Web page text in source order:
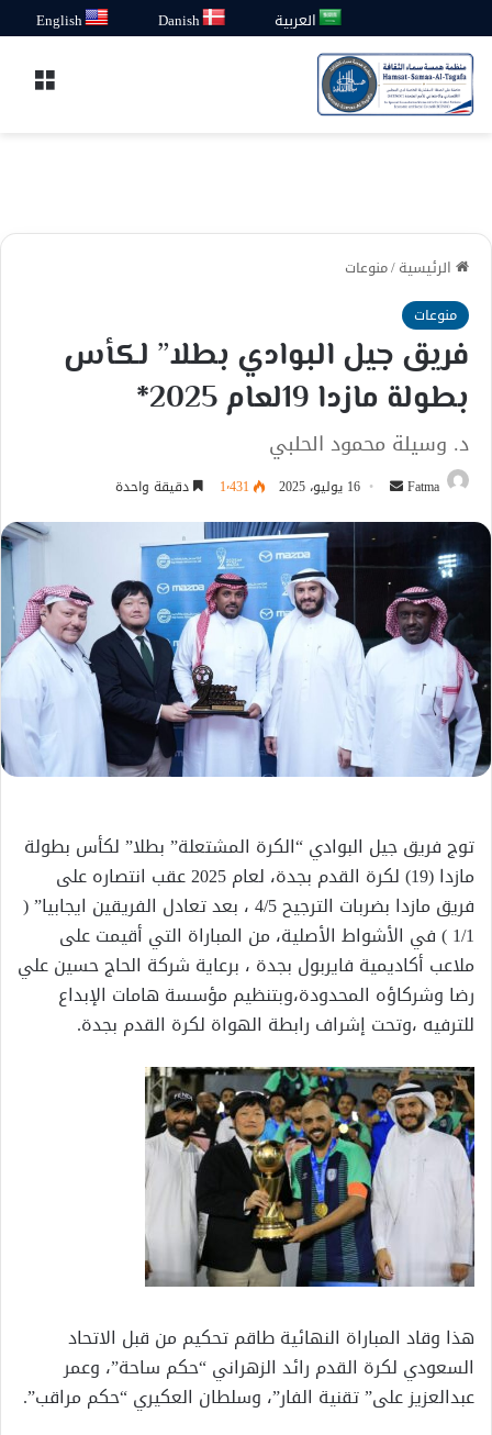
العربية Danish
English
الرئيسية/منوعات
منوعات
فريق جيل البوادي بطلا” لكأس
بطولة مازدا 19لعام 2025*
د. وسيلة محمود الحلبي
Fatma
أرسل
إلكترونيا
16 يوليو، 2025 1٬431 دقيقة واحدة
توج فريق جيل البوادي “الكرة المشتعلة” بطلا” لكأس بطولة
مازدا (19) لكرة القدم بجدة، لعام 2025 عقب انتصاره على
فريق مازدا بضربات الترجيح 4/5 ، بعد تعادل الفريقين ايجابيا” (
1/1 ) في الأشواط الأصلية، من المباراة التي أقيمت على
ملاعب أكاديمية فايربول بجدة ، برعاية شركة الحاج حسين علي
رضا وشركاؤه المحدودة،وبتنظيم مؤسسة هامات الإبداع
للترفيه ،وتحت إشراف رابطة الهواة لكرة القدم بجدة.
هذا وقاد المباراة النهائية طاقم تحكيم من قبل الاتحاد
السعودي لكرة القدم رائد الزهراني “حكم ساحة”، وعمر
عبدالعزيز على” تقنية الفار”، وسلطان العكيري “حكم مراقب”.